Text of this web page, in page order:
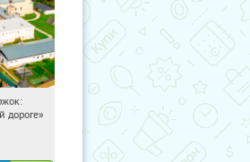
дороге»